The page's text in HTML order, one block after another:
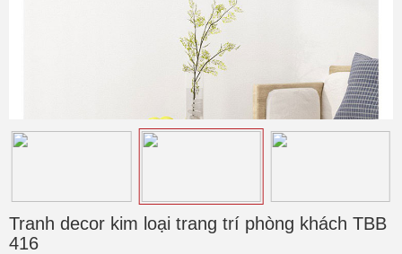
Tranh decor kim loại trang trí phòng khách TBB
416